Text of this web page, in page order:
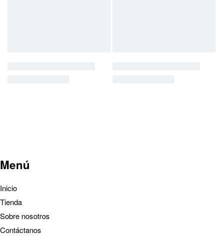
Menú
Inicio
Tienda
Sobre nosotros
Contáctanos